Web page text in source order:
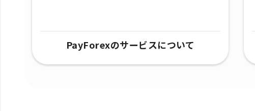
PayForexのサービスについて